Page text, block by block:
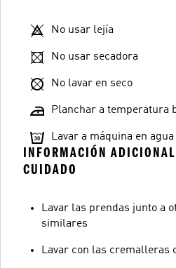
No usar lejía
No usar secadora
No lavar en seco
Planchar a temperatura
Lavar a máquina en
INFORMACIÓN
CUIDADO
Lavar las prendas junto a
similares
Lavar con las cremalleras